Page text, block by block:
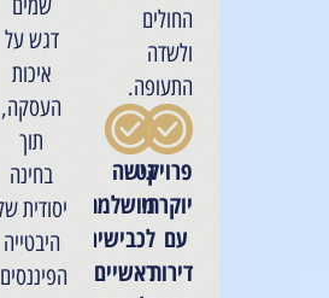
החולים
ולשדה
התעופה.
פרויקט
יוקרתי
עם
דירות
גישה
מושלמת
לכבישים
ראשיים
שמים
דגש על
איכות
העסקה,
תוך
בחינה
יסודית של
היבטייה
הפיננסים.